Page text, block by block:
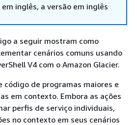
inglês, a versão em inglês
a seguir mostram como
cenários comuns usando
V4 com o Amazon Glacier.
código de programas maiores e
em contexto. Embora as ações
perfis de serviço individuais,
no contexto em seus cenários